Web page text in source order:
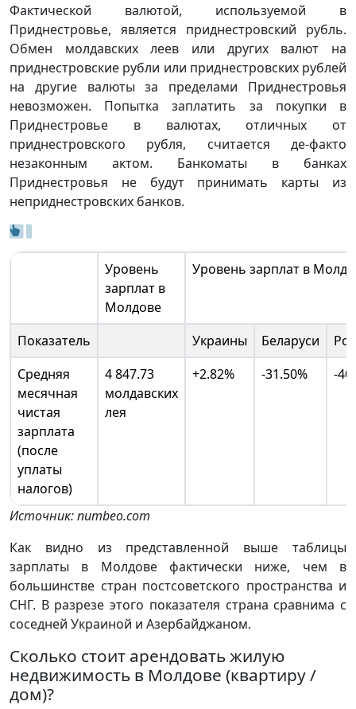
Фактической валютой, используемой в
Приднестровье, является приднестровский рубль.
Обмен молдавских леев или других валют на
приднестровские рубли или приднестровских рублей
на другие валюты за пределами Приднестровья
невозможен. Попытка заплатить за покупки в
Приднестровье в валютах, отличных от
приднестровского рубля, считается де-факто
незаконным актом. Банкоматы в банках
Приднестровья не будут принимать карты из
неприднестровских банков.
Уровень
зарплат в
Молдове
Уровень зарплат в
Показатель Украины Беларуси
Средняя
месячная
чистая
зарплата
(после
уплаты
налогов)
4 847.73
молдавских
лея
+2.82% -31.50% -
Источник: numbeo.com
Как видно из представленной выше таблицы
зарплаты в Молдове фактически ниже, чем в
большинстве стран постсоветского пространства и
СНГ. В разрезе этого показателя страна сравнима с
соседней Украиной и Азербайджаном.
Сколько стоит арендовать жилую
недвижимость в Молдове (квартиру /
дом)?